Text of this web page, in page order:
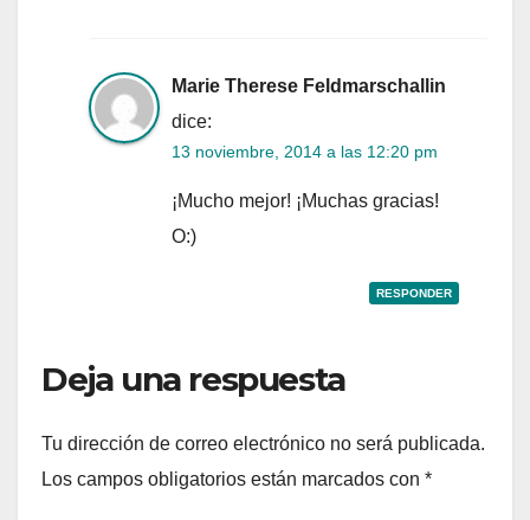
Marie Therese Feldmarschallin
dice:
13 noviembre, 2014 a las 12:20 pm
¡Mucho mejor! ¡Muchas gracias!
O:)
RESPONDER
Deja una respuesta
Tu dirección de correo electrónico no será publicada.
Los campos obligatorios están marcados con *